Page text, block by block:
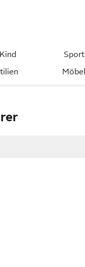
Sport
Möbel